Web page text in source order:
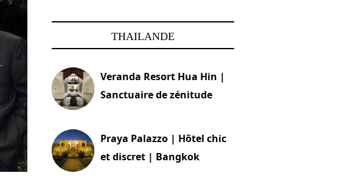
THAILANDE
Veranda Resort Hua Hin |
Sanctuaire de zénitude
Praya Palazzo | Hôtel chic
et discret | Bangkok